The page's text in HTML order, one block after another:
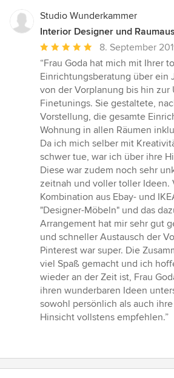
Studio Wunderkammer
Interior Designer und
Durchschnittliche
Bewertung:
5
von
5
Sternen
8. September
“Frau Goda hat mich mit Ihrer
Einrichtungsberatung über ein
von der Vorplanung bis hin zur
Finetunings. Sie gestaltete,
Vorstellung, die gesamte
Wohnung in allen Räumen
Da ich mich selber mit
schwer tue, war ich über ihre
Diese war zudem noch sehr
zeitnah und voller toller Ideen.
Kombination aus Ebay- und
"Designer-Möbeln" und das
Arrangement hat mir sehr gut
und schneller Austausch der
Pinterest war super. Die
viel Spaß gemacht und ich
wieder an der Zeit ist, Frau
ihren wunderbaren Ideen
sowohl persönlich als auch
Hinsicht vollstens empfehlen.”